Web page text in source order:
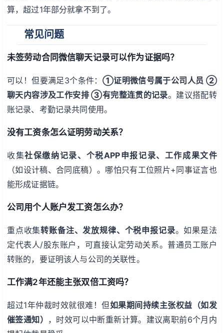
算，超过1年部分就拿不到了。
常见问题
未签劳动合同微信聊天记录可以作为证据吗？
可以！但要满足3个条件： ①证明微信号属于公司人员 ②
聊天内容涉及工作安排 ③有完整连贯的记录。建议搭配转
账记录、考勤记录共同使用。
没有工资条怎么证明劳动关系？
收集社保缴纳记录、个税APP申报记录、工作成果文件
（如设计稿、合同底稿）。哪怕只有工位照片+同事证言也
能形成证据链。
公司用个人账户发工资怎么办？
重点收集转账备注、发放规律、个税申报记录。如果是法
定代表人/股东账户，可直接认定劳动关系。普通员工账户
转账的，要证明该人与公司的关联性。
工作满2年还能主张双倍工资吗？
超过1年仲裁时效就很难！但如果期间持续主张权益（如发
催签通知） ，时效可以中断重新计算。建议离职前6个月内